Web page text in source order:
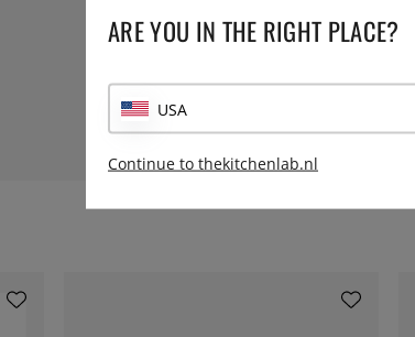
ARE YOU IN THE RIGHT PLACE?
USA
Continue to thekitchenlab.nl